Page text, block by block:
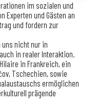
im sozialen und
Experten und Gästen an
und fordern zur
uns nicht nur in
in realer Interaktion.
in Frankreich, ein
Tschechien, sowie
ermöglichen
prägende